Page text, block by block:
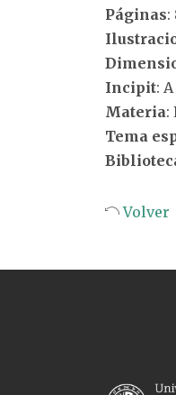
Páginas:
Incipit:
Materia:
Tema
Volver